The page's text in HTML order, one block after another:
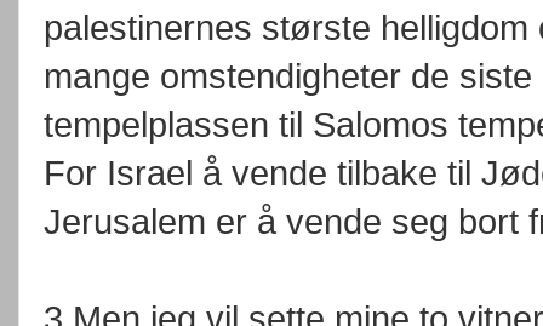
palestinernes største
mange omstendigheter de
tempelplassen til Salomos
For Israel å vende tilbake til
Jerusalem er å vende seg bort